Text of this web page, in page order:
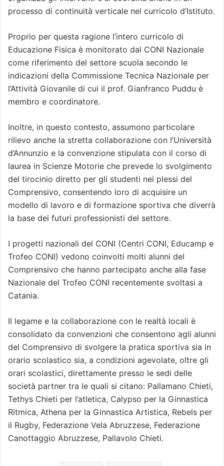
processo di continuità verticale nel curricolo d’Istituto.
Proprio per questa ragione l’intero curricolo di
Educazione Fisica è monitorato dal CONI Nazionale
come riferimento del settore scuola secondo le
indicazioni della Commissione Tecnica Nazionale per
l’Attività Giovanile di cui il prof. Gianfranco Puddu è
membro e coordinatore.
Inoltre, in questo contesto, assumono particolare
rilievo anche la stretta collaborazione con l’Università
d’Annunzio e la convenzione stipulata con il corso di
laurea in Scienze Motorie che prevede lo svolgimento
del tirocinio diretto per gli studenti nei plessi del
Comprensivo, consentendo loro di acquisire un
modello di lavoro e di formazione sportiva che diverrà
la base dei futuri professionisti del settore.
I progetti nazionali del CONI (Centri CONI, Educamp e
Trofeo CONI) vedono coinvolti molti alunni del
Comprensivo che hanno partecipato anche alla fase
Nazionale del Trofeo CONI recentemente svoltasi a
Catania.
Il legame e la collaborazione con le realtà locali è
consolidato da convenzioni che consentono agli alunni
del Comprensivo di svolgere la pratica sportiva sia in
orario scolastico sia, a condizioni agevolate, oltre gli
orari scolastici, direttamente presso le sedi delle
società partner tra le quali si citano: Pallamano Chieti,
Tethys Chieti per l’atletica, Calypso per la Ginnastica
Ritmica, Athena per la Ginnastica Artistica, Rebels per
il Rugby, Federazione Vela Abruzzese, Federazione
Canottaggio Abruzzese, Pallavolo Chieti.